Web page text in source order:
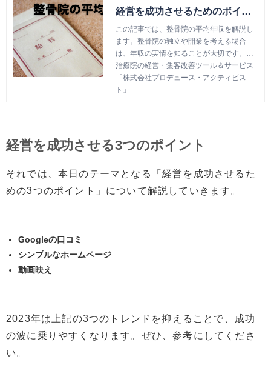
経営を成功させるためのポイン
トも解説 | 治療院の経営・集客改
善ツール＆サービス「株式会社
プロデュース・アクティビス
ト」
この記事では、整骨院の平均年収を解説し
ます。整骨院の独立や開業を考える場合
は、年収の実情を知ることが大切です。経
営を成功させるためのポイントも解説する
ため、整骨院の年収が気になる方は参考に
してください。
治療院の経営・集客改善ツール＆サービス
「株式会社プロデュース・アクティビス
ト」
経営を成功させる3つのポイント
それでは、本日のテーマとなる「経営を成功させるた
めの3つのポイント」について解説していきます。
Googleの口コミ
シンプルなホームページ
動画映え
2023年は上記の3つのトレンドを抑えることで、成功
の波に乗りやすくなります。ぜひ、参考にしてくださ
い。